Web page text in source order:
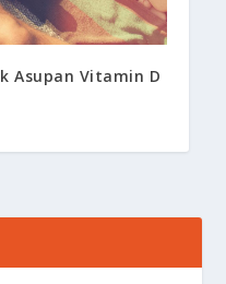
Asupan Vitamin D